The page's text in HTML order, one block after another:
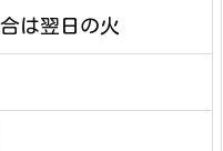
は翌日の火